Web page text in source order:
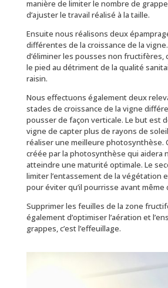
manière de limiter le nombre de
d’ajuster le travail réalisé à la taille.
Ensuite nous réalisons deux
différentes de la croissance de la
d’éliminer les pousses non fructifères,
le pied au détriment de la qualité
raisin.
Nous effectuons également deux
stades de croissance de la vigne
pousser de façon verticale. Le but est
vigne de capter plus de rayons de
réaliser une meilleure photosynthèse.
créée par la photosynthèse qui aidera
atteindre une maturité optimale. Le
limiter l’entassement de la végétation
pour éviter qu’il pourrisse avant même
Supprimer les feuilles de la zone
également d’optimiser l’aération et
grappes, c’est l’effeuillage.